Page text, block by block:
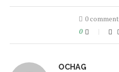
0 comment
0
OCHAG